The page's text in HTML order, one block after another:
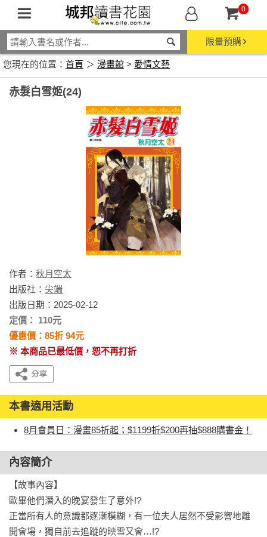
0
限量預購
您現在的位置： 首頁 ＞ 漫畫館 > 愛情文藝
赤髮白雪姬(24)
作者： 秋月空太
出版社： 尖端
出版日期：2025-02-12
定價： 110元
優惠價：85折 94元
※ 本商品已最低價，恕不再打折
本書適用活動
8月會員日：漫畫85折起；$1199折$200再抽$888購書金！
內容簡介
【故事內容】
歐畢他們潛入的晚宴發生了意外!?
正當所有人的意識都逐漸模糊，有一位夫人居然不受影響地離
開會場，獨自前去追蹤的映雪又會…!?